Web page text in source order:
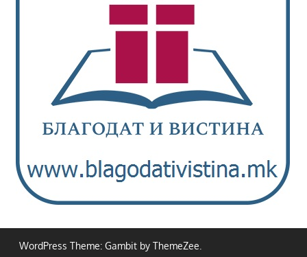
WordPress Theme: Gambit by ThemeZee.